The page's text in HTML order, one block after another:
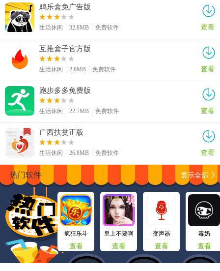
鸡乐盒免广告版
生活休闲 32.8MB 免费软件 查看
互推盒子官方版
生活休闲 2.8MB 免费软件 查看
跑步多多免费版
生活休闲 22.7MB 免费软件 查看
广西扶贫正版
生活休闲 26.8MB 免费软件 查看
热门软件 显示全部
疯狂乐斗
查看
皇上不要啊
查看
变声器
查看
毒奶
查看